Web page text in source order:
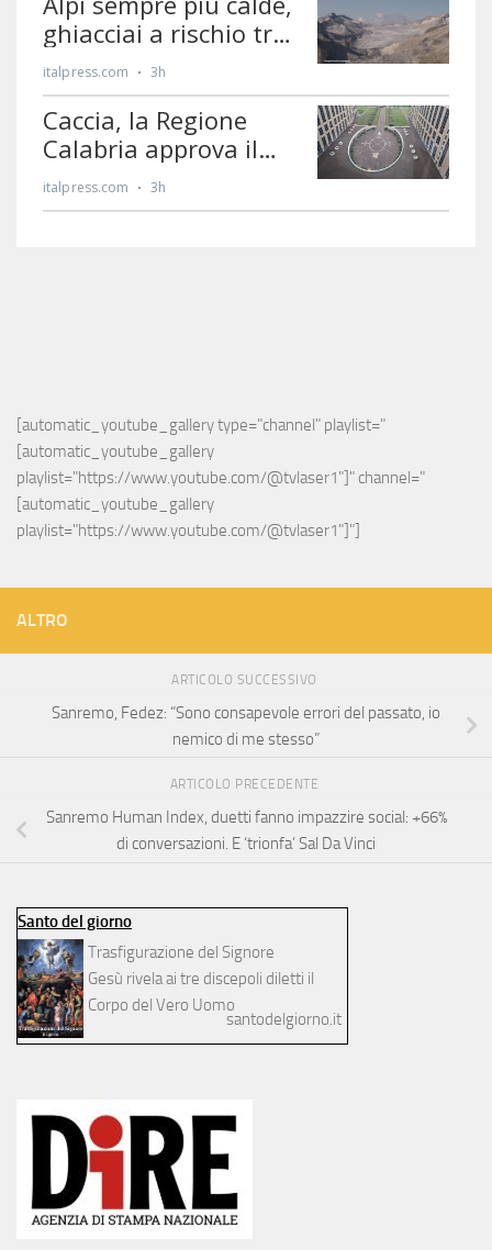
[automatic_youtube_gallery type="channel" playlist="
[automatic_youtube_gallery
playlist="https://www.youtube.com/@tvlaser1"]" channel="
[automatic_youtube_gallery
playlist="https://www.youtube.com/@tvlaser1"]"]
ALTRO
ARTICOLO SUCCESSIVO
Sanremo, Fedez: “Sono consapevole errori del passato, io
nemico di me stesso”
ARTICOLO PRECEDENTE
Sanremo Human Index, duetti fanno impazzire social: +66%
di conversazioni. E ‘trionfa’ Sal Da Vinci
Santo del giorno
Trasfigurazione del Signore
Gesù rivela ai tre discepoli diletti il
Corpo del Vero Uomo
santodelgiorno.it